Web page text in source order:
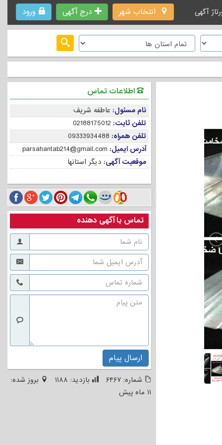
انتخاب شهر درج آگهی ورود آگهی
اطلاعات تماس
نام مسئول: عاطفه شریف
تلفن ثابت: 02188175012
تلفن همراه: 09333934488
آدرس ایمیل: parsahantab214@gmail.com
موقعیت آگهی: دیگر استانها
تماس با آگهی دهنده
ارسال پیام
شماره: ۶۴۶۷ بازدید: ۱۱۸۸
بروز شده:
۱۱ ماه پیش